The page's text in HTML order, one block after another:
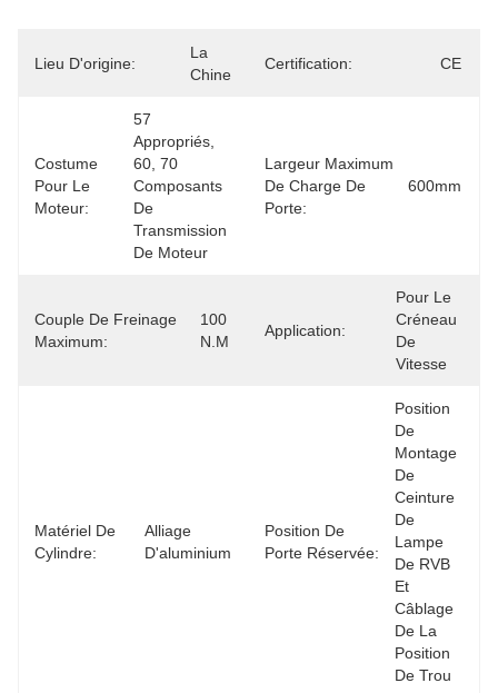
Lieu D'origine:
La
Chine
Certification: CE
Costume
Pour Le
Moteur:
57
Appropriés,
60, 70
Composants
De
Transmission
De Moteur
Largeur Maximum
De Charge De
Porte:
600mm
Couple De Freinage
Maximum:
100
N.m
Application:
Pour Le
Créneau
De
Vitesse
Matériel De
Cylindre:
Alliage
D'aluminium
Position De
Porte Réservée:
Position
De
Montage
De
Ceinture
De
Lampe
De RVB
Et
Câblage
De La
Position
De Trou